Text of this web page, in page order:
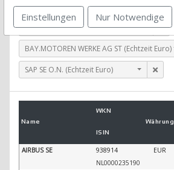
AIRBUS SE (Echtzeit Euro)
ALLIANZ SE NA O.N. (Echtzeit Euro)
BAY.MOTOREN WERKE AG ST (Echtzeit Euro)
SAP SE O.N. (Echtzeit Euro)
Name
WKN
Währung
ISIN
AIRBUS SE 938914 EUR
NL0000235190
Einstellungen Nur Notwendige